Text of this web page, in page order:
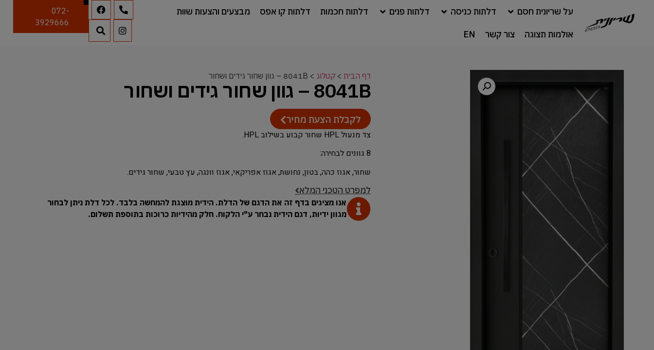
על שריונית חסם דלתות כניסה דלתות פנים דלתות חכמות דלתות קו אפס מבצעים והצעות שוות
אולמות תצוגה צור קשר EN
072-
3929666
דף הבית > קטלוג > 8041B – גוון שחור גידים ושחור
8041B – גוון שחור גידים ושחור
לקבלת הצעת מחיר
צד מנעול HPL שחור קבוע בשילוב HPL.
8 גוונים לבחירה:
שחור, אגוז כהה, בטון, נחושת, אגוז אפריקאי, אגוז וונגה, עץ טבעי, שחור גידים.
למפרט הטכני המלא
אנו מציגים בדף זה את הדגם של הדלת. הידית מוצגת להמחשה בלבד. לכל דלת ניתן לבחור
מגוון ידיות, דגם הידית נבחר ע"י הלקוח. חלק מהידיות כרוכות בתוספת תשלום.